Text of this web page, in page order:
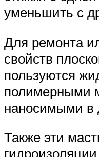
уменьшить с
Для ремонта
свойств
пользуются
полимерными
наносимыми в
Также эти